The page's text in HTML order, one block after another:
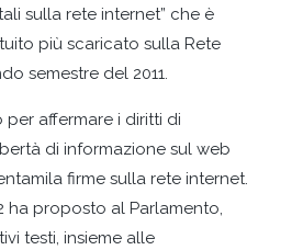
sulla rete internet” che è
più scaricato sulla Rete
semestre del 2011.
per affermare i diritti di
di informazione sul web
firme sulla rete internet.
ha proposto al Parlamento,
testi, insieme alle